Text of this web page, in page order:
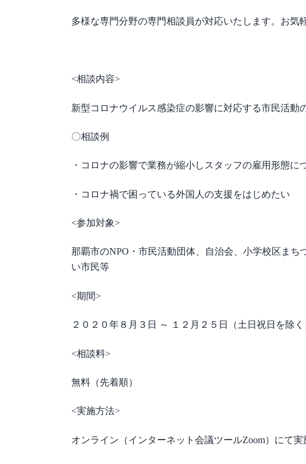
多様な専門分野の専門相談員が対応いたします。お気
<相談内容>
新型コロナウイルス感染症の影響に対応する市民活動
〇相談例
・コロナの影響で業務が縮小しスタッフの雇用形態に
・コロナ禍で困っている外国人の支援をはじめた
<参加対象>
那覇市のNPO・市民活動団体、自治会、小学校区ま
い市民等
<期間>
２０２０年８月３日 ～ １２月２５日（土日祝日を除く
<相談料>
無料（先着順）
<実施方法>
オンライン（インターネット会議ツールZoom）にて実